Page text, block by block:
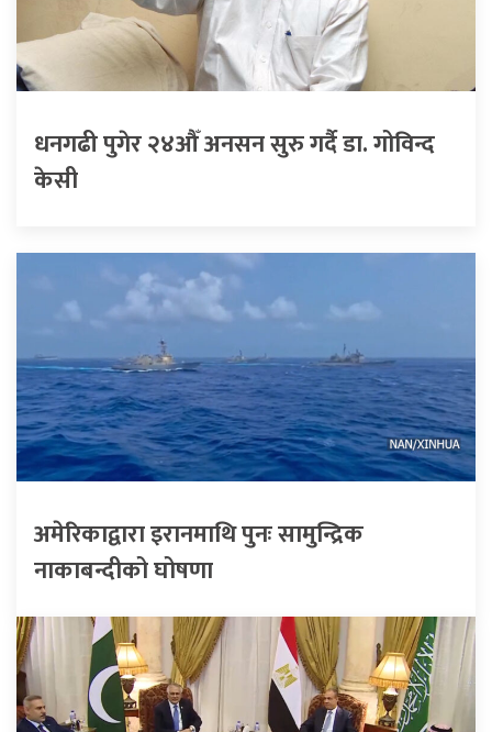
धनगढी पुगेर २४औँ अनसन सुरु गर्दै डा. गोविन्द
केसी
अमेरिकाद्वारा इरानमाथि पुनः सामुन्द्रिक
नाकाबन्दीको घोषणा